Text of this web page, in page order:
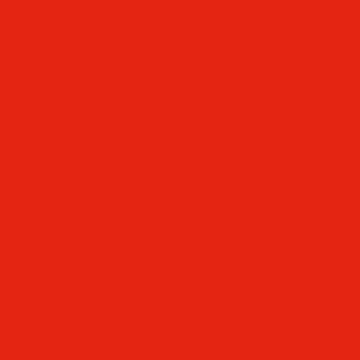
"Metasłowo" Stanisława Przybyszewskiego a teorie
Stanislaw Baranczak o la rebeldía perpleja. "Alfinge"
Poezja jako bogosłużenije (o. Paweł Florenski o
Tajemnica rosyjskiego symbolizmu: Aleksander Błok i
Czarny romans czy lęk przed imperialistycznym
Rewolucja 1905 roku w twórczości drugiego
Pisma Władimira Sołowjowa wśród inspiracji
Świat ukraińskich dziwów w poezji Józefa
J. Baran: Casa de paredes abiertas. Antología